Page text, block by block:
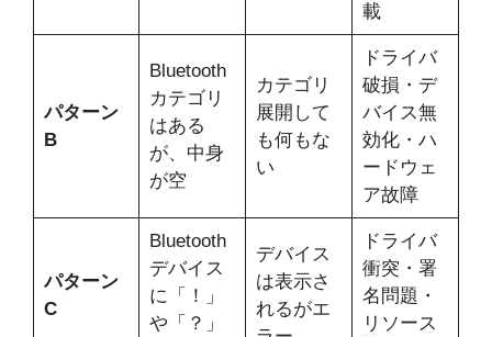
載
パターン
B
Bluetooth
カテゴリ
はある
が、中身
が空
カテゴリ
展開して
も何もな
い
ドライバ
破損・デ
バイス無
効化・ハ
ードウェ
ア故障
パターン
C
Bluetooth
デバイス
に「！」
や「？」
デバイス
は表示さ
れるがエ
ドライバ
衝突・署
名問題・
リソース